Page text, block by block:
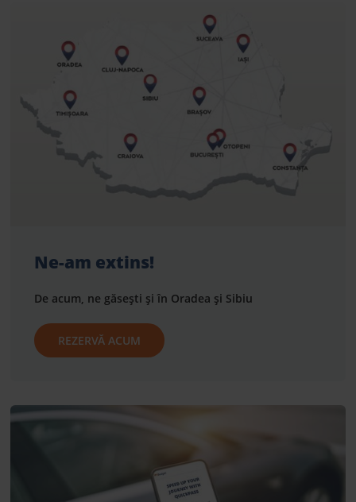
Ne-am extins!
De acum, ne găsești și în Oradea și Sibiu
REZERVĂ ACUM